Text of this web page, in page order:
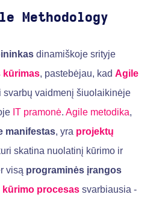
Methodology
dinamiškoje srityje
kūrimas, pastebėjau, kad Agile
svarbų vaidmenį šiuolaikinėje
IT pramonė. Agile metodika,
manifestas, yra projektų
skatina nuolatinį kūrimo ir
visą programinės įrangos
kūrimo procesas svarbiausia -